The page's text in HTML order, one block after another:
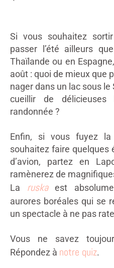
Si vous souhaitez
passer l’été ailleurs
Thaïlande ou en
août : quoi de mieux que
nager dans un lac sous
cueillir de
randonnée ?
Enfin, si vous fuyez
souhaitez faire quelques
d’avion, partez en
ramènerez de
La ruska
est
aurores boréales qui se
un spectacle à ne pas
Vous ne savez
Répondez à notre quiz.